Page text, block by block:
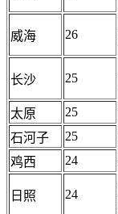
威海 26
长沙 25
太原 25
石河子
25
鸡西
24
日照 24